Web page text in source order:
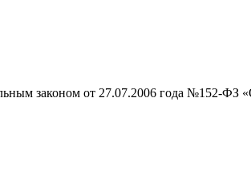
законом от 27.07.2006 года №152-ФЗ